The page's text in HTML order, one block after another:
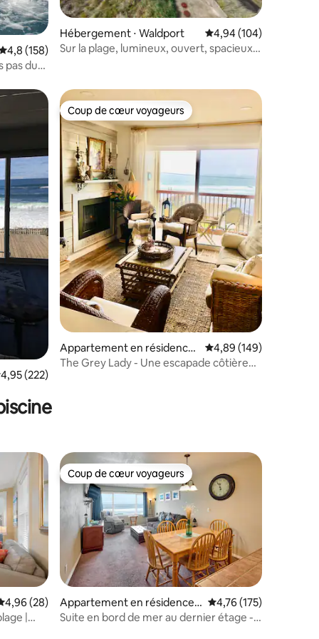
: 4,84 sur 5
moyenne sur la base de 158 commentaires : 4,8 sur 5
4,8 (158)
pas du
Hébergement ⋅ Waldport Évaluation moyenne
4,94 (104)
Sur la plage, lumineux, ouvert, spacieux.
: 4,89 sur 5
appréciés
moyenne sur la base de 222 commentaires : 4,95 sur 5
4,95 (222)
Coup de cœur voyageurs
Coup de cœur voyageurs
Appartement en résidence
⋅ Lincoln City
Évaluation moyenne
4,89 (149)
The Grey Lady - Une escapade côtière
: 4,99 sur 5
moyenne sur la base de 28 commentaires : 4,96 sur 5
4,96 (28)
|
Coup de cœur voyageurs
Coup de cœur voyageurs
Appartement en résidence ⋅
Lincoln City
Évaluation moyenne
4,76 (175)
Suite en bord de mer au dernier étage -